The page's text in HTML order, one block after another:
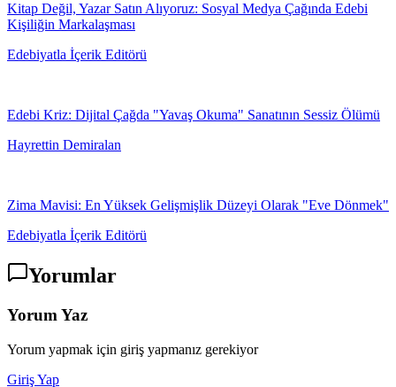
Kitap Değil, Yazar Satın Alıyoruz: Sosyal Medya Çağında Edebi
Kişiliğin Markalaşması
Edebiyatla İçerik Editörü
Edebi Kriz: Dijital Çağda "Yavaş Okuma" Sanatının Sessiz Ölümü
Hayrettin Demiralan
Zima Mavisi: En Yüksek Gelişmişlik Düzeyi Olarak "Eve Dönmek"
Edebiyatla İçerik Editörü
Yorumlar
Yorum Yaz
Yorum yapmak için giriş yapmanız gerekiyor
Giriş Yap